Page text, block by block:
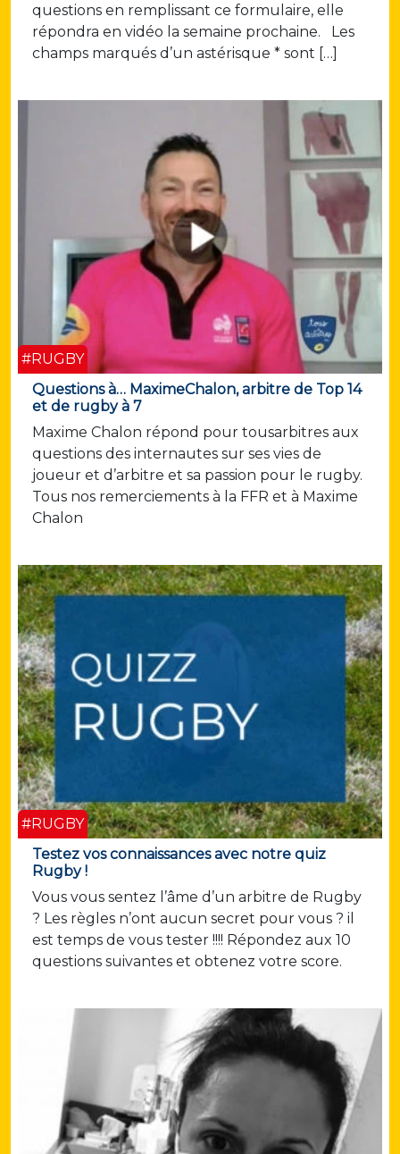
questions en remplissant ce formulaire, elle
répondra en vidéo la semaine prochaine. Les
champs marqués d’un astérisque * sont […]
#RUGBY
Questions à… MaximeChalon, arbitre de Top 14
et de rugby à 7
Maxime Chalon répond pour tousarbitres aux
questions des internautes sur ses vies de
joueur et d’arbitre et sa passion pour le rugby.
Tous nos remerciements à la FFR et à Maxime
Chalon
#RUGBY
Testez vos connaissances avec notre quiz
Rugby !
Vous vous sentez l’âme d’un arbitre de Rugby
? Les règles n’ont aucun secret pour vous ? il
est temps de vous tester !!!! Répondez aux 10
questions suivantes et obtenez votre score.